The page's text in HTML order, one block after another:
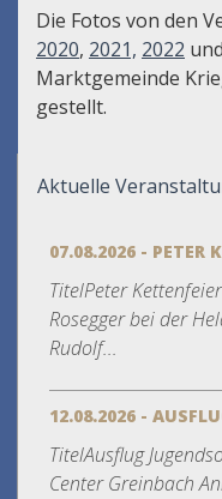
Die Fotos von den
2020, 2021, 2022 und
Marktgemeinde
gestellt.
Aktuelle
07.08.2026 - PETER
TitelPeter
Rosegger bei der
Rudolf...
12.08.2026 -
TitelAusflug
Center Greinbach